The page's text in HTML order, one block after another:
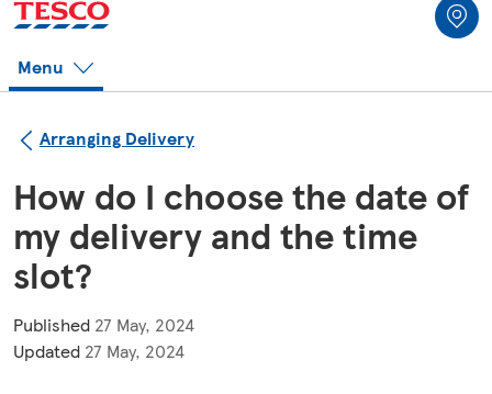
Menu
Arranging Delivery
How do I choose the date of
my delivery and the time
slot?
Published 27 May, 2024
Updated 27 May, 2024